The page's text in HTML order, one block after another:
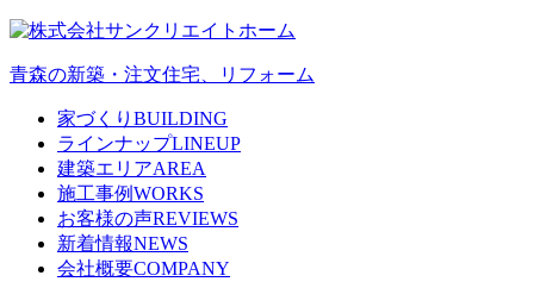
青森の新築・注文住宅、リフォーム
家づくり BUILDING
ラインナップLINEUP
建築エリアAREA
施工事例WORKS
お客様の声REVIEWS
新着情報NEWS
会社概要COMPANY